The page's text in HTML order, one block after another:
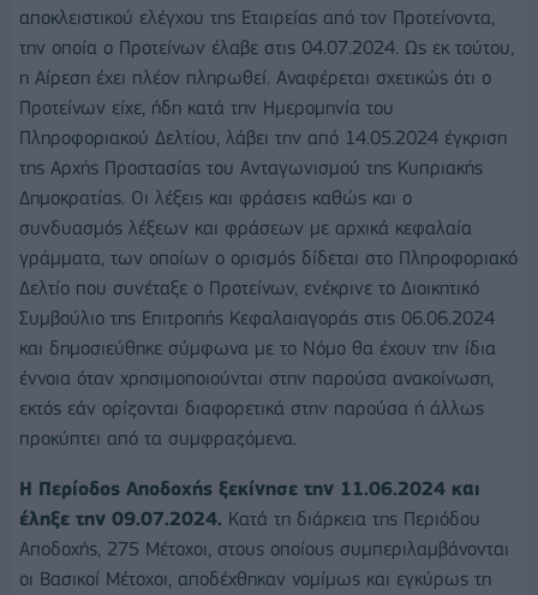
αποκλειστικού ελέγχου της Εταιρείας από τον Προτείνοντα,
την οποία ο Προτείνων έλαβε στις 04.07.2024. Ως εκ τούτου,
η Αίρεση έχει πλέον πληρωθεί. Αναφέρεται σχετικώς ότι ο
Προτείνων είχε, ήδη κατά την Ημερομηνία του
Πληροφοριακού Δελτίου, λάβει την από 14.05.2024 έγκριση
της Αρχής Προστασίας του Ανταγωνισμού της Κυπριακής
Δημοκρατίας. Οι λέξεις και φράσεις καθώς και ο
συνδυασμός λέξεων και φράσεων με αρχικά κεφαλαία
γράμματα, των οποίων ο ορισμός δίδεται στο Πληροφοριακό
Δελτίο που συνέταξε ο Προτείνων, ενέκρινε το Διοικητικό
Συμβούλιο της Επιτροπής Κεφαλαιαγοράς στις 06.06.2024
και δημοσιεύθηκε σύμφωνα με το Νόμο θα έχουν την ίδια
έννοια όταν χρησιμοποιούνται στην παρούσα ανακοίνωση,
εκτός εάν ορίζονται διαφορετικά στην παρούσα ή άλλως
προκύπτει από τα συμφραζόμενα.
Η Περίοδος Αποδοχής ξεκίνησε την 11.06.2024 και
έληξε την 09.07.2024. Κατά τη διάρκεια της Περιόδου
Αποδοχής, 275 Μέτοχοι, στους οποίους συμπεριλαμβάνονται
οι Βασικοί Μέτοχοι, αποδέχθηκαν νομίμως και εγκύρως τη